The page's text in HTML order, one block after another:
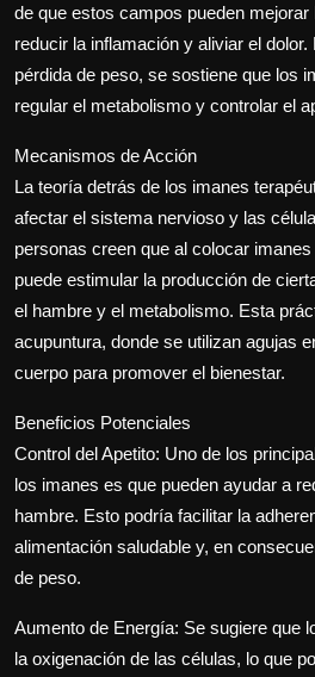
de que estos campos pueden
reducir la inflamación y aliviar el
pérdida de peso, se sostiene que los
regular el metabolismo y controlar el
Mecanismos de Acción
La teoría detrás de los imanes
afectar el sistema nervioso y las
personas creen que al colocar
puede estimular la producción de
el hambre y el metabolismo. Esta
acupuntura, donde se utilizan agujas
cuerpo para promover el bienestar.
Beneficios Potenciales
Control del Apetito: Uno de los
los imanes es que pueden ayudar a
hambre. Esto podría facilitar la
alimentación saludable y, en
de peso.
Aumento de Energía: Se sugiere que
la oxigenación de las células, lo que